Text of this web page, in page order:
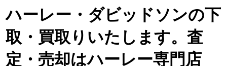
ハーレー・ダビッドソンの下
取・買取りいたします。査
定・売却はハーレー専門店